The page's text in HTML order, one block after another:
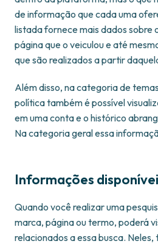
de informação que cada uma
listada fornece mais dados sobre
página que o veiculou e até
que são realizados a partir
Além disso, na categoria de
política também é possível
em uma conta e o histórico
Na categoria geral essa
Informações
Quando você realizar uma
marca, página ou termo, poderá
relacionados a essa busca. Neles,